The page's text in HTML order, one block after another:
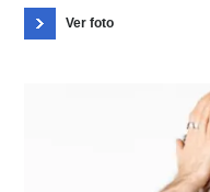
Ver foto